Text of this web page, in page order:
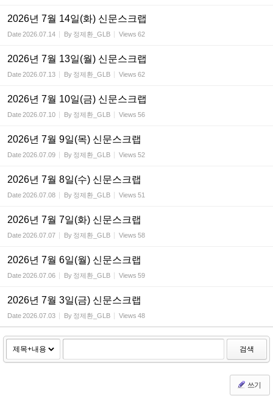
2026년 7월 14일(화) 신문스크랩
Date2026.07.14 By 정제환_GLB Views 62
2026년 7월 13일(월) 신문스크랩
Date2026.07.13 By 정제환_GLB Views 62
2026년 7월 10일(금) 신문스크랩
Date2026.07.10 By 정제환_GLB Views 56
2026년 7월 9일(목) 신문스크랩
Date2026.07.09 By 정제환_GLB Views 52
2026년 7월 8일(수) 신문스크랩
Date2026.07.08 By 정제환_GLB Views 51
2026년 7월 7일(화) 신문스크랩
Date2026.07.07 By 정제환_GLB Views 58
2026년 7월 6일(월) 신문스크랩
Date2026.07.06 By 정제환_GLB Views 59
2026년 7월 3일(금) 신문스크랩
Date2026.07.03 By 정제환_GLB Views 48
검색
쓰기